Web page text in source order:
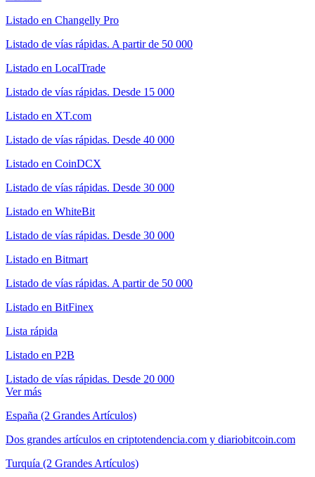
Listado en Changelly Pro
Listado de vías rápidas. A partir de 50 000
Listado en LocalTrade
Listado de vías rápidas. Desde 15 000
Listado en XT.com
Listado de vías rápidas. Desde 40 000
Listado en CoinDCX
Listado de vías rápidas. Desde 30 000
Listado en WhiteBit
Listado de vías rápidas. Desde 30 000
Listado en Bitmart
Listado de vías rápidas. A partir de 50 000
Listado en BitFinex
Lista rápida
Listado en P2B
Listado de vías rápidas. Desde 20 000
Ver más
España (2 Grandes Artículos)
Dos grandes artículos en criptotendencia.com y diariobitcoin.com
Turquía (2 Grandes Artículos)